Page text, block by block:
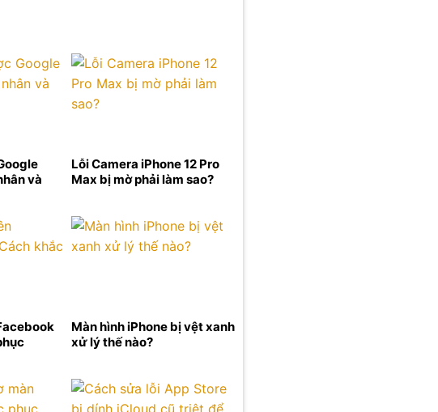
và
Lỗi Camera iPhone 12 Pro
Max bị mờ phải làm sao?
Màn hình iPhone bị vệt xanh
xử lý thế nào?